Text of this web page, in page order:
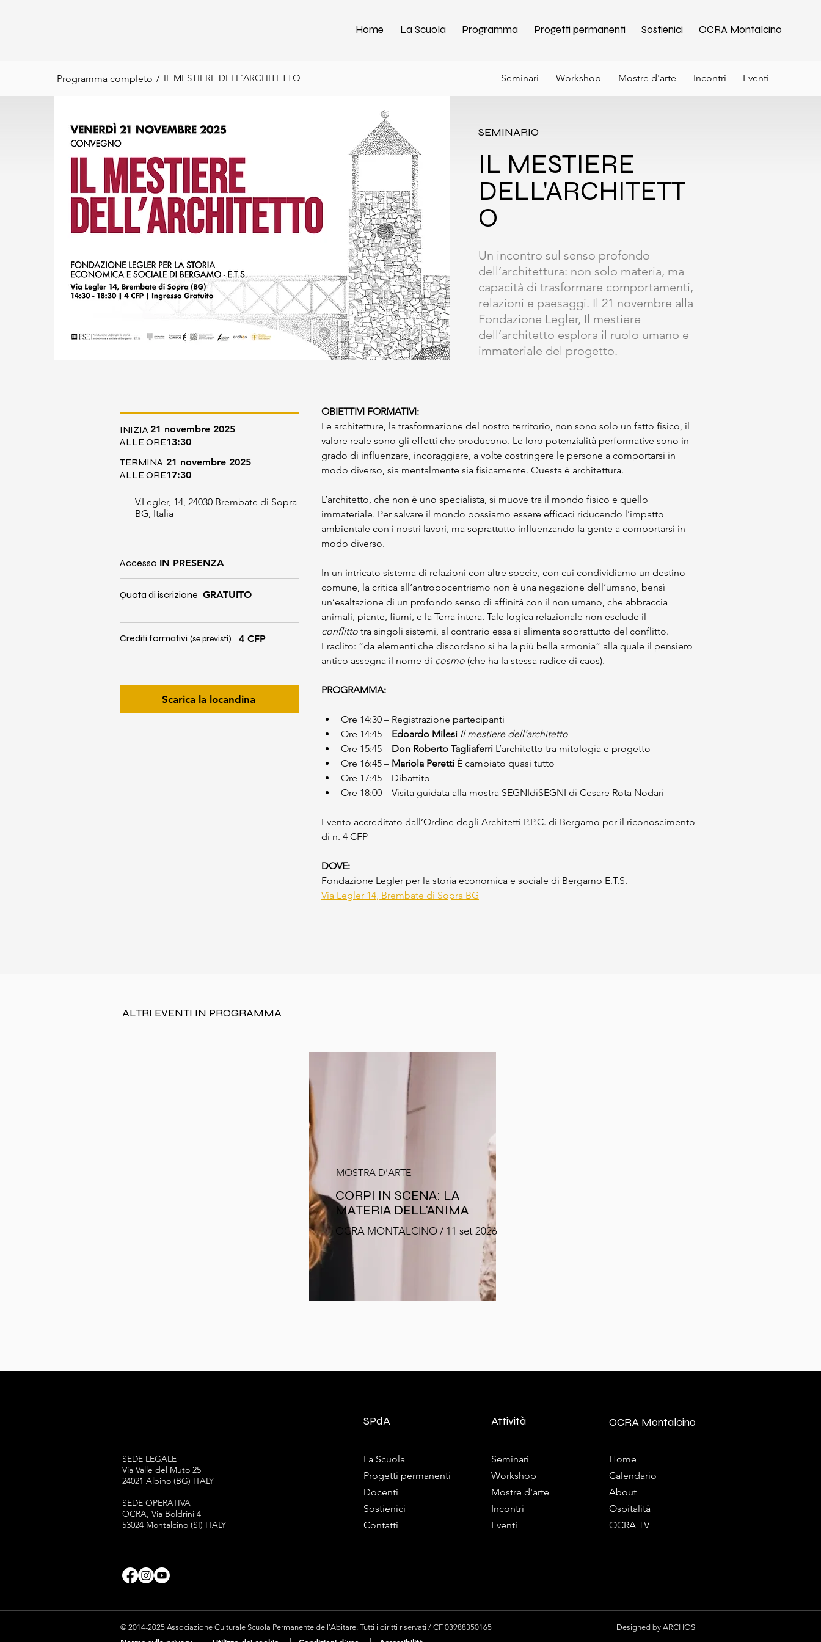
Home La Scuola Programma Progetti permanenti Sostienici OCRA Montalcino
Programma completo IL MESTIERE DELL'ARCHITETTO
/ Seminari Workshop Mostre d'arte Incontri Eventi
SEMINARIO
IL MESTIERE
DELL'ARCHITETT
O
Un incontro sul senso profondo
dell’architettura: non solo materia, ma
capacità di trasformare comportamenti,
relazioni e paesaggi. Il 21 novembre alla
Fondazione Legler, Il mestiere
dell’architetto esplora il ruolo umano e
immateriale del progetto.
21 novembre 2025
INIZIA
13:30
ALLE ORE
21 novembre 2025
TERMINA
17:30
ALLE ORE
V.Legler, 14, 24030 Brembate di Sopra
BG, Italia
Accesso IN PRESENZA
Quota di iscrizione GRATUITO
Crediti formativi (se previsti) 4 CFP
Scarica la locandina
OBIETTIVI FORMATIVI:
Le architetture, la trasformazione del nostro territorio, non sono solo un fatto fisico, il
valore reale sono gli effetti che producono. Le loro potenzialità performative sono in
grado di influenzare, incoraggiare, a volte costringere le persone a comportarsi in
modo diverso, sia mentalmente sia fisicamente. Questa è architettura.
L’architetto, che non è uno specialista, si muove tra il mondo fisico e quello
immateriale. Per salvare il mondo possiamo essere efficaci riducendo l’impatto
ambientale con i nostri lavori, ma soprattutto influenzando la gente a comportarsi in
modo diverso.
In un intricato sistema di relazioni con altre specie, con cui condividiamo un destino
comune, la critica all’antropocentrismo non è una negazione dell’umano, bensì
un’esaltazione di un profondo senso di affinità con il non umano, che abbraccia
animali, piante, fiumi, e la Terra intera. Tale logica relazionale non esclude il
conflitto tra singoli sistemi, al contrario essa si alimenta soprattutto del conflitto.
Eraclito: “da elementi che discordano si ha la più bella armonia” alla quale il pensiero
antico assegna il nome di cosmo (che ha la stessa radice di caos).
PROGRAMMA:
Ore 14:30 – Registrazione partecipanti
Ore 14:45 – Edoardo Milesi Il mestiere dell’architetto
Ore 15:45 – Don Roberto Tagliaferri L’architetto tra mitologia e progetto
Ore 16:45 – Mariola Peretti È cambiato quasi tutto
Ore 17:45 – Dibattito
Ore 18:00 – Visita guidata alla mostra SEGNIdiSEGNI di Cesare Rota Nodari
Evento accreditato dall’Ordine degli Architetti P.P.C. di Bergamo per il riconoscimento
di n. 4 CFP
DOVE:
Fondazione Legler per la storia economica e sociale di Bergamo E.T.S.
Via Legler 14, Brembate di Sopra BG
ALTRI EVENTI IN PROGRAMMA
MOSTRA D'ARTE
CORPI IN SCENA: LA
MATERIA DELL'ANIMA
OCRA MONTALCINO / 11 set 2026
SEDE LEGALE
Via Valle del Muto 25
24021 Albino (BG) ITALY
SEDE OPERATIVA
OCRA, Via Boldrini 4
53024 Montalcino (SI) ITALY
SPdA
La Scuola
Progetti permanenti
Docenti
Sostienici
Contatti
Attività
Seminari
Workshop
Mostre d'arte
Incontri
Eventi
OCRA Montalcino
Home
Calendario
About
Ospitalità
OCRA TV
© 2014-2025 Associazione Culturale Scuola Permanente dell'Abitare. Tutti i diritti riservati / CF 03988350165 Designed by ARCHOS